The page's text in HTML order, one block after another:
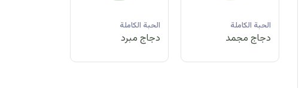
الحبة الكاملة
دجاج مبرد
الحبة الكاملة
دجاج مجمد